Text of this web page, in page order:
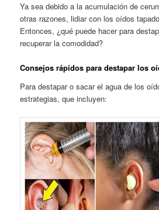
Ya sea debido a la acumulación de
otras razones, lidiar con los oídos
Entonces, ¿qué puede hacer para
recuperar la comodidad?
Consejos rápidos para destapar los
Para destapar o sacar el agua de los
estrategias, que incluyen: